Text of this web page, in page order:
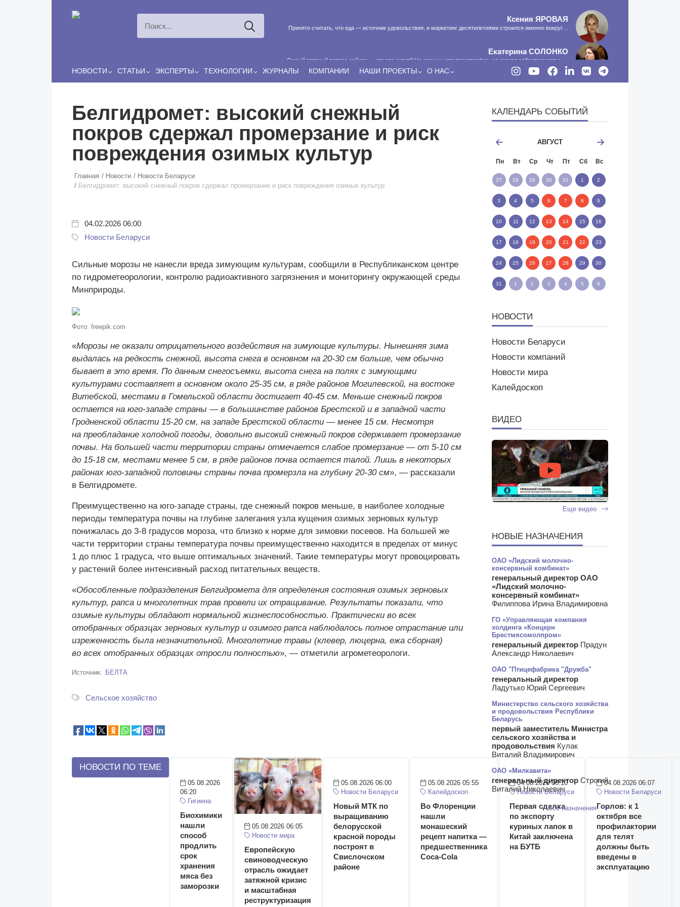
Ксения ЯРОВАЯ
Принято считать, что еда — источник удовольствия, и маркетинг десятилетиями строился именно вокруг…
Екатерина СОЛОНКО
Самый главный вопрос сейчас — кто это купит? Не «как мы это произведём», не «какая себестоимость»,…
СергейЛЯШКО
МНЕНИЕ
НОВОСТИ СТАТЬИ ЭКСПЕРТЫ ТЕХНОЛОГИИ ЖУРНАЛЫ КОМПАНИИ НАШИ ПРОЕКТЫ О НАС
Белгидромет: высокий снежный
покров сдержал промерзание и риск
повреждения озимых культур
Главная Новости
Новости Беларуси
Белгидромет: высокий снежный покров сдержал промерзание и риск повреждения озимых культур
04.02.2026 06:00
Новости Беларуси
Сильные морозы не нанесли вреда зимующим культурам, сообщили в Республиканском центре
по гидрометеорологии, контролю радиоактивного загрязнения и мониторингу окружающей среды
Минприроды.
Фото: freepik.com
«Морозы не оказали отрицательного воздействия на зимующие культуры. Нынешняя зима
выдалась на редкость снежной, высота снега в основном на 20-30 см больше, чем обычно
бывает в это время. По данным снегосъемки, высота снега на полях с зимующими
культурами составляет в основном около 25-35 см, в ряде районов Могилевской, на востоке
Витебской, местами в Гомельской области достигает 40-45 см. Меньше снежный покров
остается на юго-западе страны — в большинстве районов Брестской и в западной части
Гродненской области 15-20 см, на западе Брестской области — менее 15 см. Несмотря
на преобладание холодной погоды, довольно высокий снежный покров сдерживает промерзание
почвы. На большей части территории страны отмечается слабое промерзание — от 5-10 см
до 15-18 см, местами менее 5 см, в ряде районов почва остается талой. Лишь в некоторых
районах юго-западной половины страны почва промерзла на глубину 20-30 см», — рассказали
в Белгидромете.
Преимущественно на юго-западе страны, где снежный покров меньше, в наиболее холодные
периоды температура почвы на глубине залегания узла кущения озимых зерновых культур
понижалась до 3-8 градусов мороза, что близко к норме для зимовки посевов. На большей же
части территории страны температура почвы преимущественно находится в пределах от минус
1 до плюс 1 градуса, что выше оптимальных значений. Такие температуры могут провоцировать
у растений более интенсивный расход питательных веществ.
«Обособленные подразделения Белгидромета для определения состояния озимых зерновых
культур, рапса и многолетних трав провели их отращивание. Результаты показали, что
озимые культуры обладают нормальной жизнеспособностью. Практически во всех
отобранных образцах зерновых культур и озимого рапса наблюдалось полное отрастание или
изреженность была незначительной. Многолетние травы (клевер, люцерна, ежа сборная)
во всех отобранных образцах отросли полностью», — отметили агрометеорологи.
Источник БЕЛТА
Сельское хозяйство
НОВОСТИ ПО ТЕМЕ
05.08.2026
06:20
Гигиена
Биохимики
нашли
способ
продлить
срок
хранения
мяса без
заморозки
05.08.2026 06:05
Новости мира
Европейскую
свиноводческую
отрасль ожидает
затяжной кризис
и масштабная
реструктуризация
05.08.2026 06:00
Новости Беларуси
Новый МТК по
выращиванию
белорусской
красной породы
построят в
Свислочском
районе
05.08.2026 05:55
Калейдоскоп
Во Флоренции
нашли
монашеский
рецепт напитка —
предшественника
Coca-Cola
04.08.2026 06:10
Новости Беларуси
Первая сделка
по экспорту
куриных лапок в
Китай заключена
на БУТБ
04.08.2026 06:07
Новости Беларуси
Горлов: к 1
октября все
профилактории
для телят
должны быть
введены в
эксплуатацию
КАЛЕНДАРЬ СОБЫТИЙ
АВГУСТ
Пн Вт Ср Чт Пт Сб Вс
27 28 29 30 31 1 2
3 4 5 6 7 8 9
10 11 12 13 14 15 16
17 18 19 20 21 22 23
24 25 26 27 28 29 30
31 1 2 3 4 5 6
НОВОСТИ
Новости Беларуси
Новости компаний
Новости мира
Калейдоскоп
ВИДЕО
Еще видео
НОВЫЕ НАЗНАЧЕНИЯ
ОАО «Лидский молочно-
консервный комбинат»
генеральный директор ОАО
«Лидский молочно-
консервный комбинат»
Филиппова Ирина Владимировна
ГО «Управляющая компания
холдинга «Концерн
Брестмясомолпром»
генеральный директор Прадун
Александр Николаевич
ОАО "Птицефабрика "Дружба"
генеральный директор
Ладутько Юрий Сергеевич
Министерство сельского хозяйства
и продовольствия Республики
Беларусь
первый заместитель Министра
сельского хозяйства и
продовольствия Кулак
Виталий Владимирович
ОАО «Милкавита»
генеральный директор Строгий
Виталий Николаевич
Все назначения